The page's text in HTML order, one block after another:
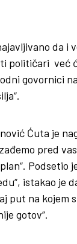
da i
političari već
govornici
Ćuta je
pred
Podsetio
istakao je
put na kojem
gotov“.